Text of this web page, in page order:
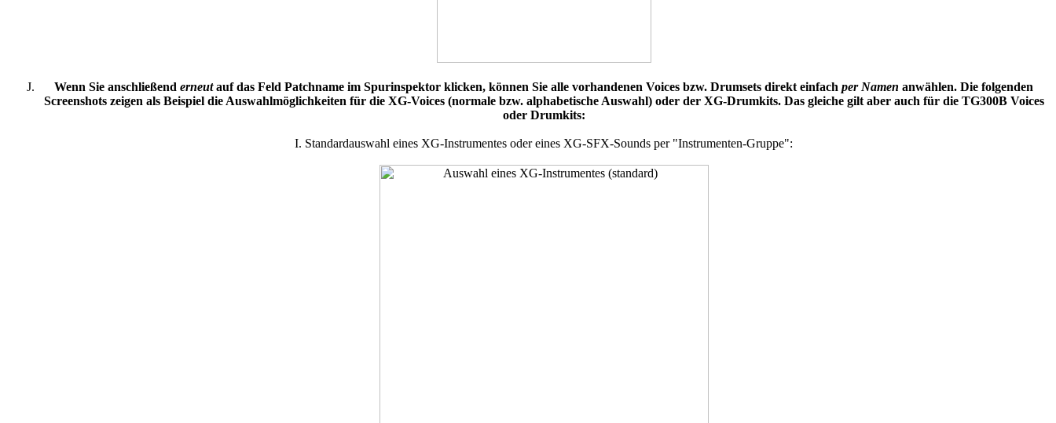
Wenn Sie anschließend erneutauf das Feld Patchname im Spurinspektor klicken, können Sie alle vorhandenen Voices bzw. Drumsets direkt einfach per Namen anwählen. Die folgenden
Screenshots zeigen als Beispiel die Auswahlmöglichkeiten für die XG-Voices (normale bzw. alphabetische Auswahl) oder der XG-Drumkits. Das gleiche gilt aber auch für die TG300B Voices
oder Drumkits:
I. Standardauswahl eines XG-Instrumentes oder eines XG-SFX-Sounds per "Instrumenten-Gruppe":